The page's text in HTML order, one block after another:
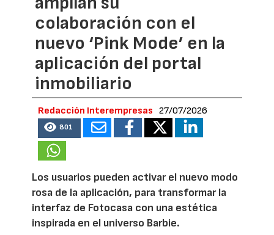
colaboración con el
nuevo ‘Pink Mode’ en la
aplicación del portal
inmobiliario
Redacción Interempresas 27/07/2026
801
Los usuarios pueden activar el nuevo modo
rosa de la aplicación, para transformar la
interfaz de Fotocasa con una estética
inspirada en el universo Barbie.